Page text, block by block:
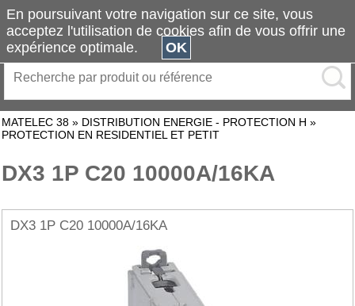
MATELEC 38 » DISTRIBUTION ENERGIE - PROTECTION H »
PROTECTION EN RESIDENTIEL ET PETIT
DX3 1P C20 10000A/16KA
DX3 1P C20 10000A/16KA
En poursuivant votre navigation sur ce site, vous
acceptez l'utilisation de cookies afin de vous offrir une
expérience optimale.
OK